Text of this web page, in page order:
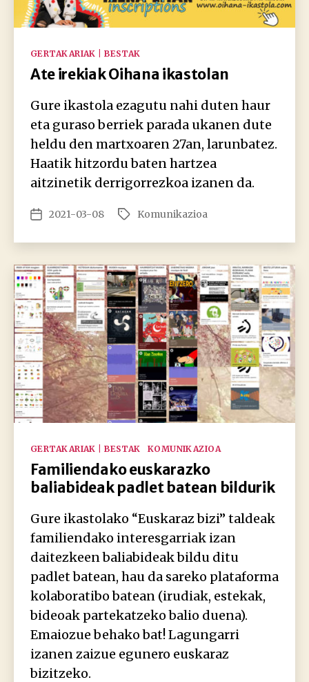
Kategoriak
GERTAKARIAK | BESTAK
Ate irekiak Oihana ikastolan
Gure ikastola ezagutu nahi duten haur
eta guraso berriek parada ukanen dute
heldu den martxoaren 27an, larunbatez.
Haatik hitzordu baten hartzea
aitzinetik derrigorrezkoa izanen da.
Argitalpenaren
2021-03-08 EtiketakKomunikazioa
Kategoriak
GERTAKARIAK | BESTAK KOMUNIKAZIOA
Familiendako euskarazko
baliabideak padlet batean bildurik
Gure ikastolako “Euskaraz bizi” taldeak
familiendako interesgarriak izan
daitezkeen baliabideak bildu ditu
padlet batean, hau da sareko plataforma
kolaboratibo batean (irudiak, estekak,
bideoak partekatzeko balio duena).
Emaiozue behako bat! Lagungarri
izanen zaizue egunero euskaraz
bizitzeko.